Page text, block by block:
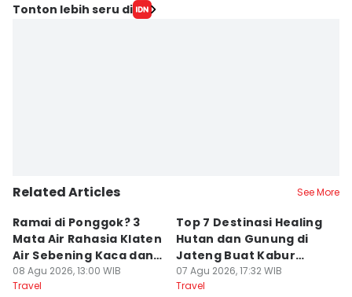
Tonton lebih seru di
Related Articles See More
Ramai di Ponggok? 3
Mata Air Rahasia Klaten
Air Sebening Kaca dan
Masih Sepi
08 Agu 2026, 13:00 WIB
Travel
Top 7 Destinasi Healing
Hutan dan Gunung di
Jateng Buat Kabur
Sejenak, Under Rp200
Ribu
07 Agu 2026, 17:32 WIB
Travel